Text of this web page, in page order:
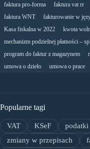
faktura pro-forma
faktura vat rr
faktura WNT
fakturowanie w
Kasa fiskalna w 2022
kwota
mechanizm podzielnej płatności –
program do faktur z magazynem
umowa o dzieło
umowa o prace
Popularne tagi
VAT KSeF podatki
zmiany w przepisach